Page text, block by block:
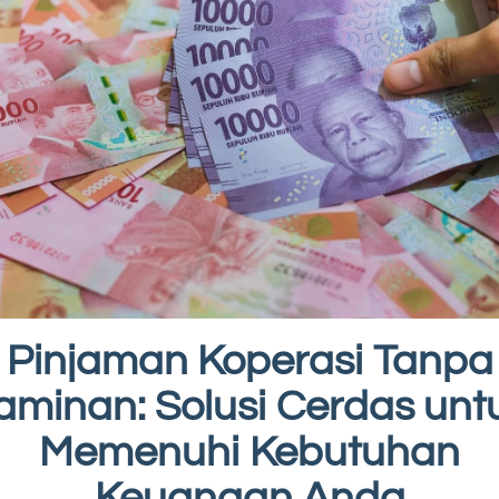
Pinjaman Koperasi Tanpa
Solusi Cerdas
Memenuhi Kebutuhan